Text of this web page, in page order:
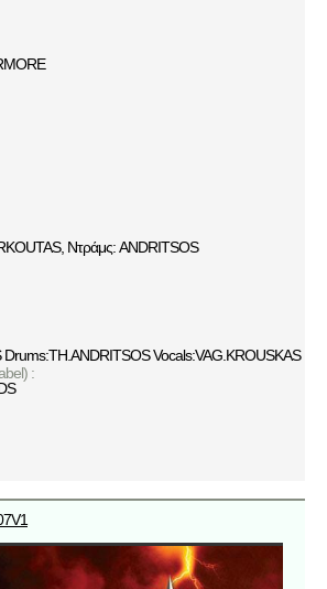
Ντράμς: ANDRITSOS
Vocals:VAG.KROUSKAS
: